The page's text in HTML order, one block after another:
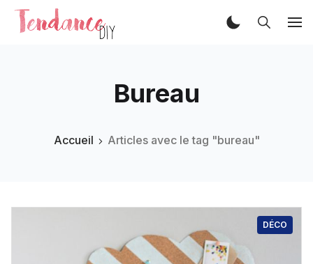
Bureau
Accueil Articles avec le tag "bureau"
DÉCO